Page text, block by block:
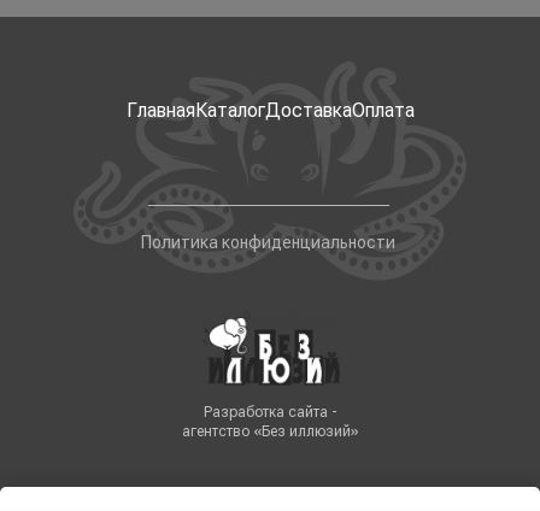
ГлавнаяКаталогДоставкаОплата
Политика конфиденциальности
Разработка сайта -
агентство «Без иллюзий»